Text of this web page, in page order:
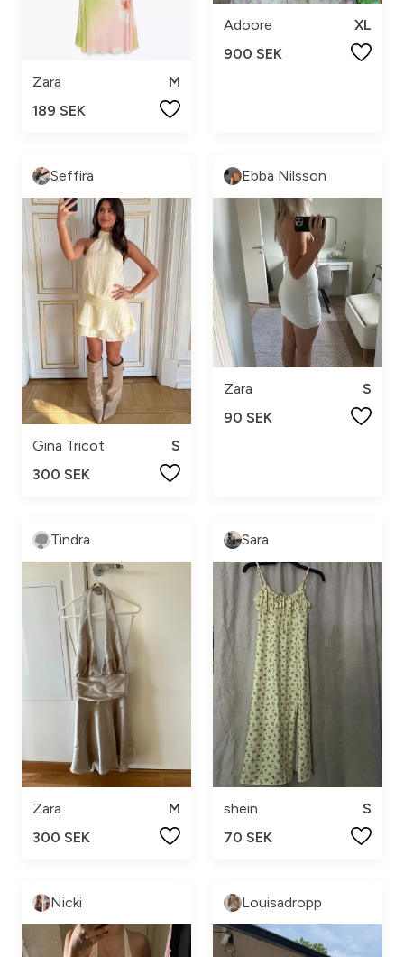
Zara
M
189 SEK
Adoore
XL
900 SEK
Seffira
Gina Tricot
S
300 SEK
Ebba Nilsson
Zara
S
90 SEK
Tindra
Zara
M
300 SEK
Sara
shein
S
70 SEK
Nicki Louisadropp